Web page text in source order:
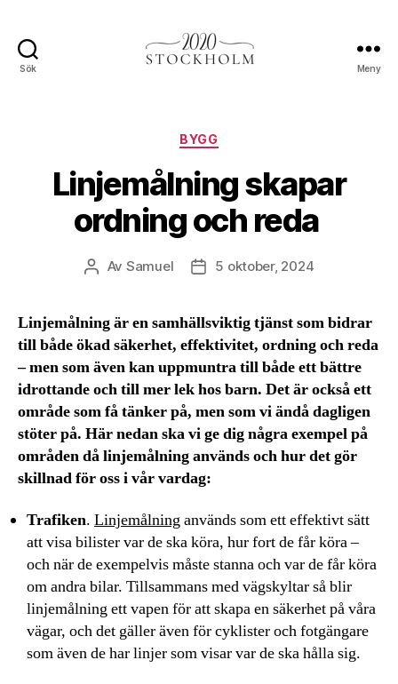
Sök Meny
Kategorier
BYGG
Linjemålning skapar
ordning och reda
Inläggsförfattare
Av Samuel Inläggsdatum
5 oktober, 2024
Linjemålning är en samhällsviktig tjänst som bidrar
till både ökad säkerhet, effektivitet, ordning och reda
– men som även kan uppmuntra till både ett bättre
idrottande och till mer lek hos barn. Det är också ett
område som få tänker på, men som vi ändå dagligen
stöter på. Här nedan ska vi ge dig några exempel på
områden då linjemålning används och hur det gör
skillnad för oss i vår vardag:
Trafiken. Linjemålninganvänds som ett effektivt sätt
att visa bilister var de ska köra, hur fort de får köra –
och när de exempelvis måste stanna och var de får köra
om andra bilar. Tillsammans med vägskyltar så blir
linjemålning ett vapen för att skapa en säkerhet på våra
vägar, och det gäller även för cyklister och fotgängare
som även de har linjer som visar var de ska hålla sig.